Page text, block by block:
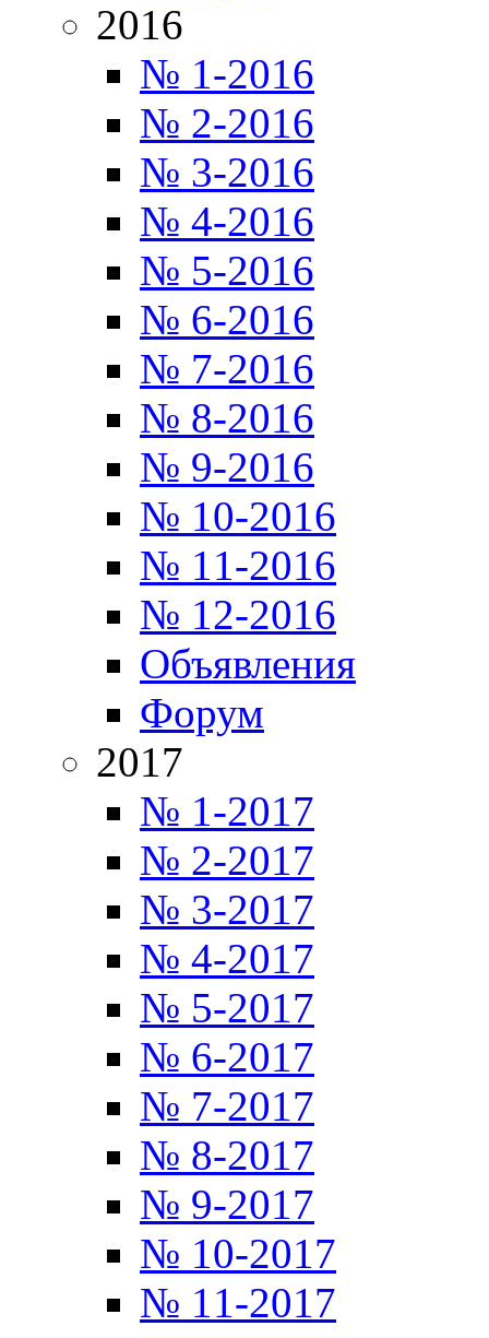
2016
№ 1-2016
№ 2-2016
№ 3-2016
№ 4-2016
№ 5-2016
№ 6-2016
№ 7-2016
№ 8-2016
№ 9-2016
№ 10-2016
№ 11-2016
№ 12-2016
Объявления
Форум
2017
№ 1-2017
№ 2-2017
№ 3-2017
№ 4-2017
№ 5-2017
№ 6-2017
№ 7-2017
№ 8-2017
№ 9-2017
№ 10-2017
№ 11-2017